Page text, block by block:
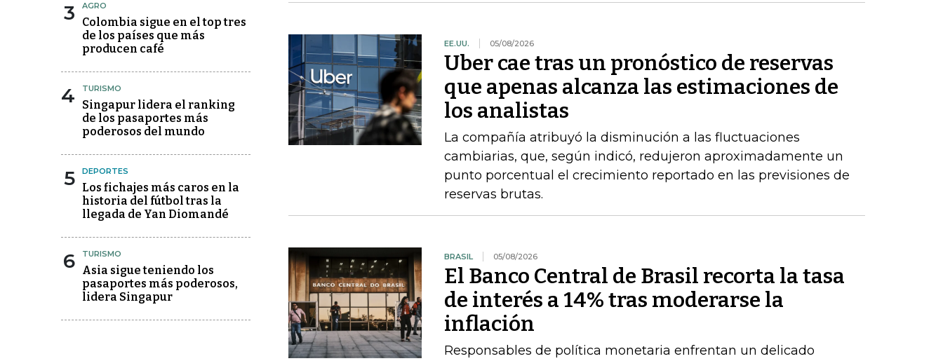
3 AGRO
Colombia sigue en el top tres
de los países que más
producen café
4 TURISMO
Singapur lidera el ranking
de los pasaportes más
poderosos del mundo
5 DEPORTES
Los fichajes más caros en la
historia del fútbol tras la
llegada de Yan Diomandé
6 TURISMO
Asia sigue teniendo los
pasaportes más poderosos,
lidera Singapur
EE.UU. 05/08/2026
Uber cae tras un pronóstico de reservas
que apenas alcanza las estimaciones de
los analistas
La compañía atribuyó la disminución a las fluctuaciones
cambiarias, que, según indicó, redujeron aproximadamente un
punto porcentual el crecimiento reportado en las previsiones de
reservas brutas.
BRASIL 05/08/2026
El Banco Central de Brasil recorta la tasa
de interés a 14% tras moderarse la
inflación
Responsables de política monetaria enfrentan un delicado